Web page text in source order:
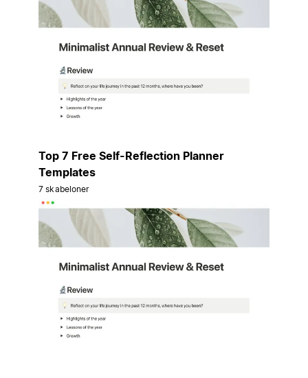
Top 7 Free Self-Reflection Planner
Templates
7 skabeloner